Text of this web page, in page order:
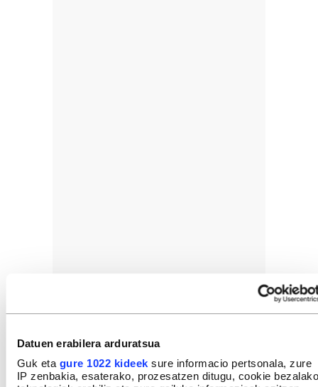
Datuen erabilera arduratsua
Guk eta gure 1022 kideek sure informacio pertsonala, zure
IP zenbakia, esaterako, prozesatzen ditugu, cookie bezalako